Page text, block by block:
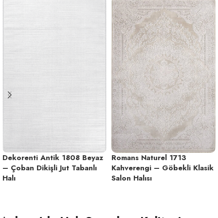
Dekorenti Antik 1808 Beyaz
– Çoban Dikişli Jut Tabanlı
Halı
Romans Naturel 1713
Kahverengi – Göbekli Klasik
Salon Halısı